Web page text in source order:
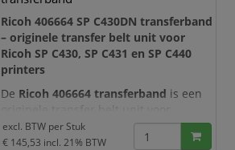
gebruik.
Met een c
Ricoh 406664 SP C430DN transferband
– originele transfer belt unit voor
Ricoh SP C430, SP C431 en SP C440
printers
De Ricoh 406664 transferband is een
originele transfer belt unit voor
geselecteerde Ricoh
kleurenlaserprinters. Dit product is
excl. BTW per Stuk
€ 145,53 incl. 21% BTW